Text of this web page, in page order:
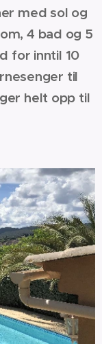
med sol og
4 bad og 5
for inntil 10
til
helt opp til